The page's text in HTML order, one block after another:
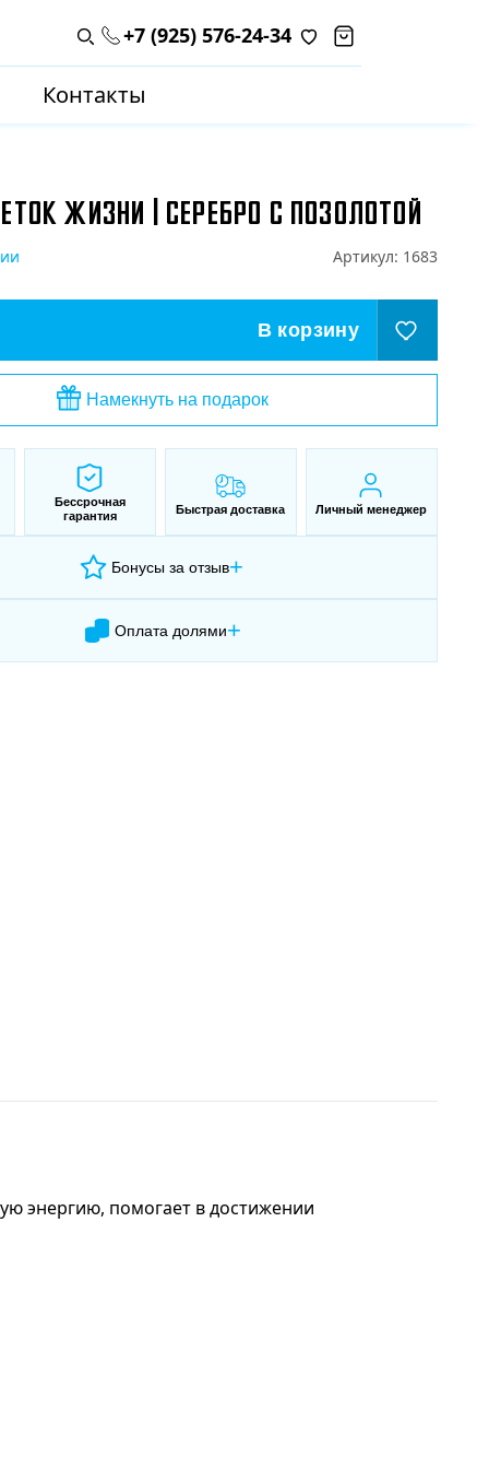
Поиск по каталогу
+7 (925) 576-24-34
Контакты
ЖИЗНИ | СЕРЕБРО С ПОЗОЛОТОЙ
Артикул: 1683
В корзину
Намекнуть на подарок
Бессрочная
гарантия
Быстрая доставка Личный менеджер
Бонусы за отзыв+
Оплата долями+
энергию, помогает в достижении